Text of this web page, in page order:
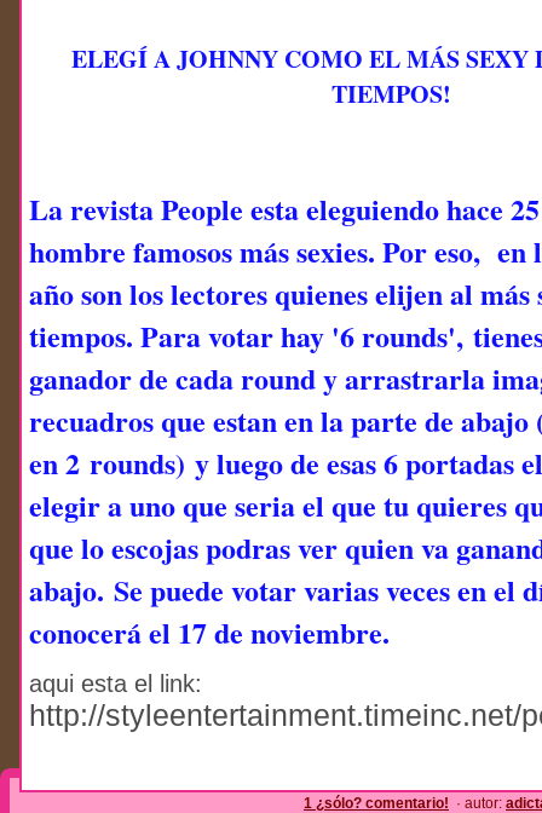
ELEGÍ A JOHNNY COMO EL MÁS SEXY
TIEMPOS!
La revista People esta eleguiendo hace
hombre famosos más sexies. Por eso, en
año son los lectores quienes elijen al más
tiempos. Para votar hay '6 rounds',
ganador de cada round y arrastrarla
recuadros que estan en la parte de
en 2 rounds) y luego de esas 6 portadas
elegir a uno que seria el que tu quieres
que lo escojas podras ver quien va
abajo. Se puede votar varias veces en el
conocerá el 17 de noviembre.
aqui esta el link:
http://styleentertainment.timeinc.net/
1 ¿sólo? comentario! · autor: